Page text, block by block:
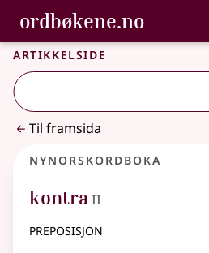
Gå til hovudinnhald
Tilgjenge
ordbøkene.no,
Bokmålsordboka og Nynorskordboka
Artikkelside
Til framsida
Nynorskordboka
kontra 2
II
preposisjon